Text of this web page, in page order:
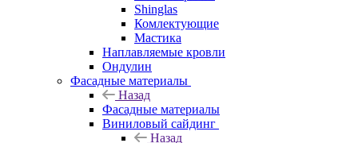
Shinglas
Комлектующие
Мастика
Наплавляемые кровли
Ондулин
Фасадные материалы
Назад
Фасадные материалы
Виниловый сайдинг
Назад